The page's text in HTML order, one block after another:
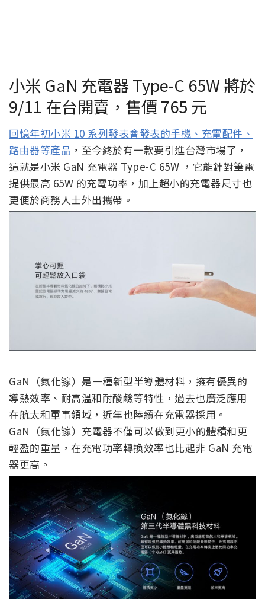
小米 GaN 充電器 Type-C 65W 將於
9/11 在台開賣，售價 765 元
回憶年初小米 10 系列發表會發表的手機、充電配件、
路由器等產品 ，至今終於有一款要引進台灣市場了，
這就是小米 GaN 充電器 Type-C 65W ，它能針對筆電
提供最高 65W 的充電功率，加上超小的充電器尺寸也
更便於商務人士外出攜帶。
GaN（氮化镓）是一種新型半導體材料，擁有優異的
導熱效率、耐高溫和耐酸鹼等特性，過去也廣泛應用
在航太和軍事領域，近年也陸續在充電器採用。
GaN（氮化镓）充電器不僅可以做到更小的體積和更
輕盈的重量，在充電功率轉換效率也比起非 GaN 充電
器更高。